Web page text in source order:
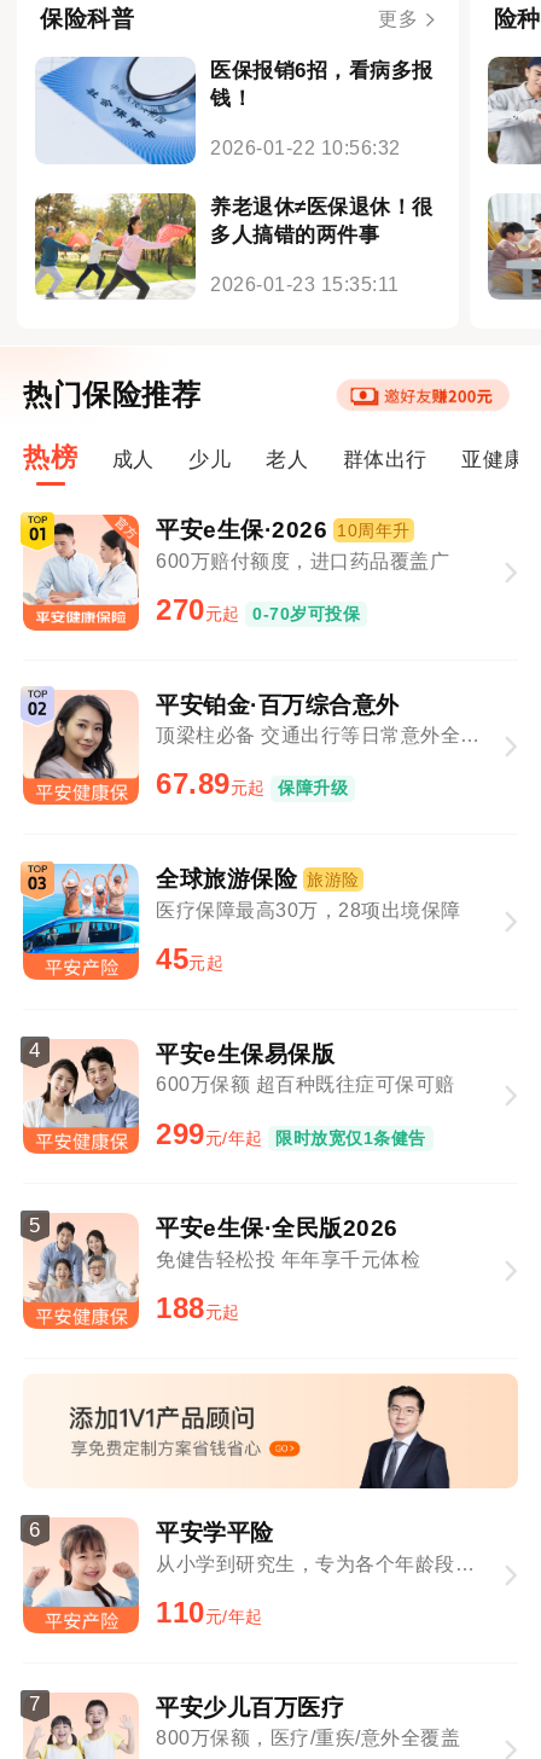
保险科普 更多
医保报销6招，看病多报
钱！
2026-01-22 10:56:32
养老退休≠医保退休！很
多人搞错的两件事
2026-01-23 15:35:11
险
热门保险推荐
热榜 成人 少儿 老人 群体出行 亚健康
平安e生保·2026 10周年升
600万赔付额度，进口药品覆盖广
270元起 0-70岁可投保
平安铂金·百万综合意外
顶梁柱必备 交通出行等日常意外全覆盖
67.89元起 保障升级
全球旅游保险 旅游险
医疗保障最高30万，28项出境保障
45元起
4 平安e生保易保版
600万保额 超百种既往症可保可赔
299元/年起 限时放宽仅1条健告
5 平安e生保·全民版2026
免健告轻松投 年年享千元体检
188元起
6 平安学平险
从小学到研究生，专为各个年龄段学生定制
110元/年起
7 平安少儿百万医疗
800万保额，医疗/重疾/意外全覆盖